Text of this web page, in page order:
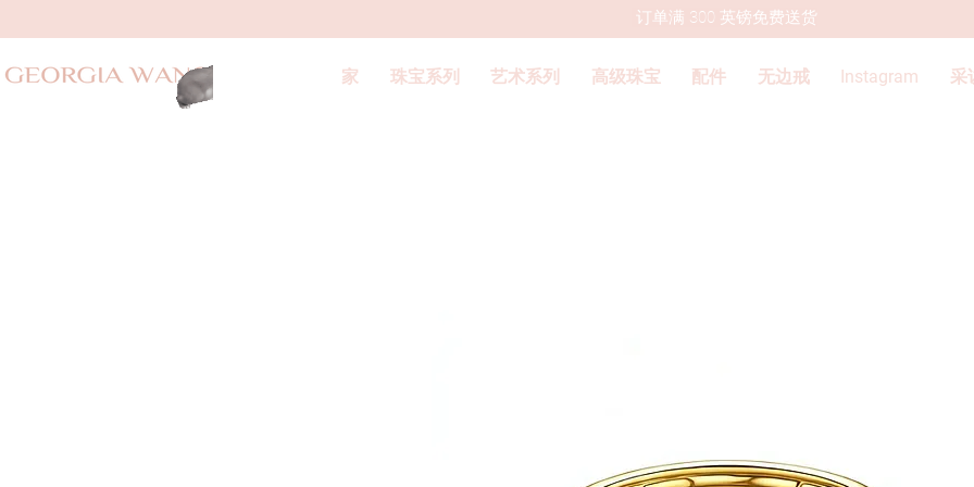
家 珠宝系列 艺术系列 高级珠宝 配件 无边戒 Instagram 采
订单满 300 英镑免费送货